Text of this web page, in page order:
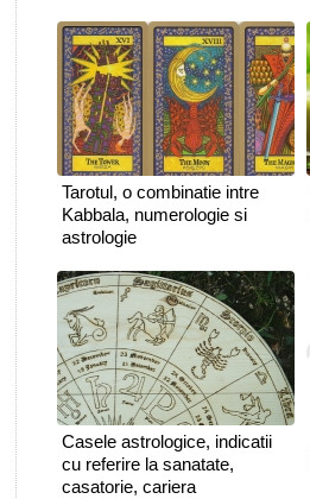
Tarotul, o combinatie intre
Kabbala, numerologie si
astrologie
Casele astrologice, indicatii
cu referire la sanatate,
casatorie, cariera